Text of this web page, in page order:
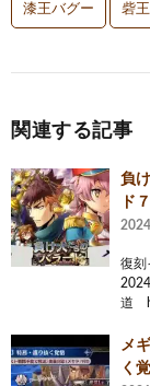
漆王バグー 砦
関連する記事
負
ド
復刻
道
メ
く